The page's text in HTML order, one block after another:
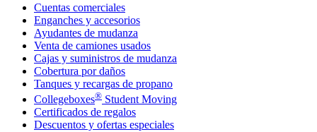
Cuentas comerciales
Enganches y accesorios
Ayudantes de mudanza
Venta de camiones usados
Cajas y suministros de mudanza
Cobertura por daños
Tanques y recargas de propano
Collegeboxes® Student Moving
Certificados de regalos
Descuentos y ofertas especiales